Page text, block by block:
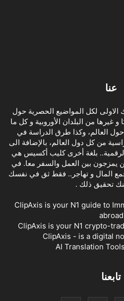
عنا
لكل المواضيع الحصرية حول
غيرها من البلدان الأوروبية و كل ما
حول العالم، وكذا طرق الدراسة في
من كل دول العالم، بالإضافة الى
بلغة أخرى كليب أكسيس هي
يمزجون بين العمل والسفر معا. في
المال و تهاجر.. فقط ثق في نفسك
تحقيق ذلك .
ClipAxis is your N1 guide to
abroad
ClipAxis is your N1 crypto-
ClipAxis - is a digital
AI Translation
تابعنا